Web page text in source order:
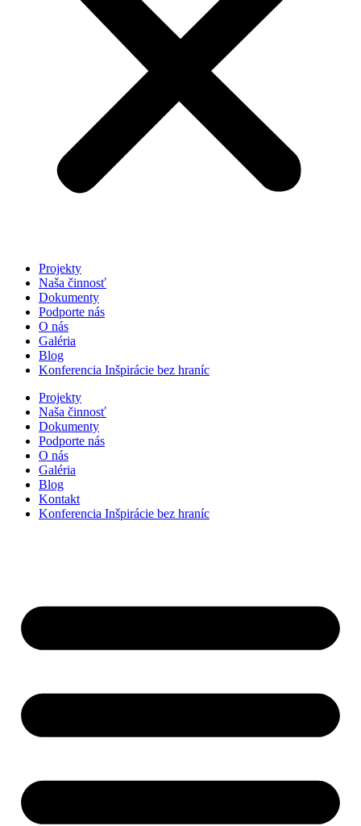
Projekty
Naša činnosť
Dokumenty
Podporte nás
O nás
Galéria
Blog
Konferencia Inšpirácie bez hraníc
Projekty
Naša činnosť
Dokumenty
Podporte nás
O nás
Galéria
Blog
Kontakt
Konferencia Inšpirácie bez hraníc